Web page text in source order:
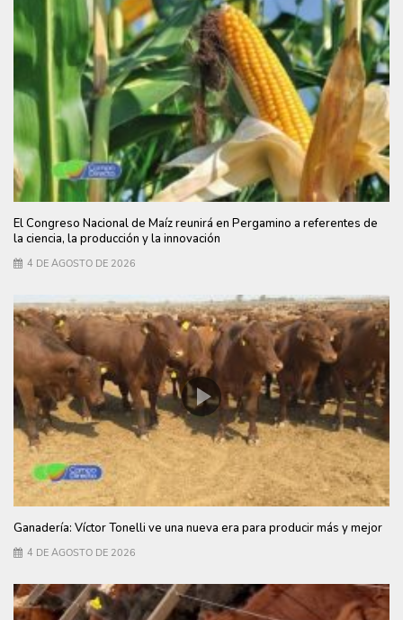
El Congreso Nacional de Maíz reunirá en Pergamino a referentes de
la ciencia, la producción y la innovación
4 DE AGOSTO DE 2026
Ganadería: Víctor Tonelli ve una nueva era para producir más y mejor
4 DE AGOSTO DE 2026